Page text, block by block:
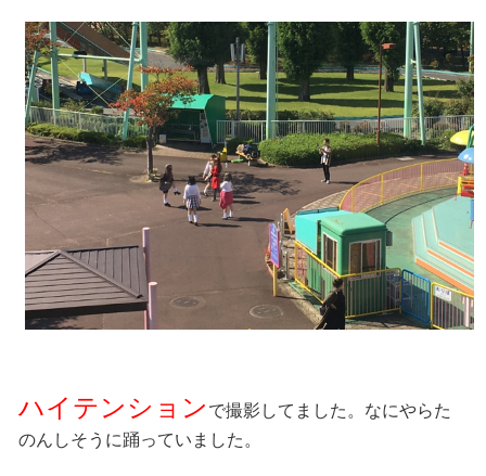
ハイテンション で撮影してました。なにやらた
のんしそうに踊っていました。